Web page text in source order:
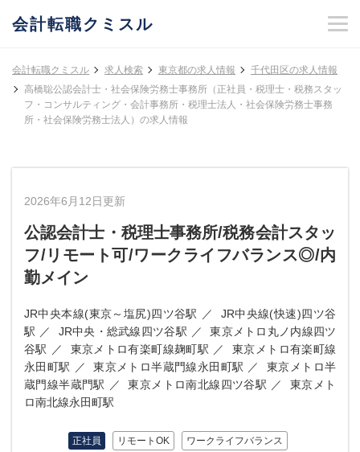
会計転職クミスル
会計転職クミスル 求人検索 東京都の求人情報
千代田区の求人情報
高橋聡公認会計士・社会保険労務士事務所（正社員・税理士・税務スタッ
フ・コンサルティング・会計事務所・税理士法人・社会保険労務士事務
所・社会保険労務士法人）の求人情報
2026年6月12日更新
公認会計士・税理士事務所/税務会計スタッ
フ/リモート可/ワークライフバランス◎/内
勤メイン
JR中央本線(東京～塩尻)四ツ谷駅
JR中央線(快速)四ツ谷
駅
JR中央・総武線四ツ谷駅
東京メトロ丸ノ内線四ツ
谷駅
東京メトロ有楽町線麹町駅
東京メトロ有楽町線
永田町駅
東京メトロ半蔵門線永田町駅
東京メトロ半
蔵門線半蔵門駅
東京メトロ南北線四ツ谷駅
東京メト
ロ南北線永田町駅
正社員 リモートOK ワークライフバランス